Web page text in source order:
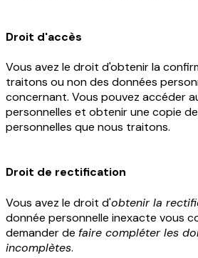
Droit d'accès
Vous avez le droit d'obtenir la
traitons ou non des données
concernant. Vous pouvez accéder
personnelles et obtenir une copie
personnelles que nous traitons.
Droit de rectification
Vous avez le droit d'obtenir la
donnée personnelle inexacte vous
demander de faire compléter les
incomplètes.